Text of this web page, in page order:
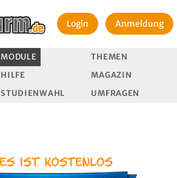
Login Anmeldung
MODULE
THEMEN
HILFE
MAGAZIN
STUDIENWAHL UMFRAGEN